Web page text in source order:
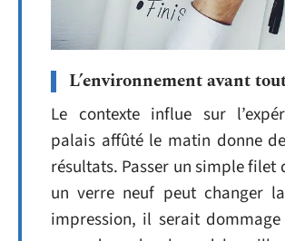
L’environnement avant
Le contexte influe sur
palais affûté le matin donne
résultats. Passer un simple filet
un verre neuf peut changer
impression, il serait